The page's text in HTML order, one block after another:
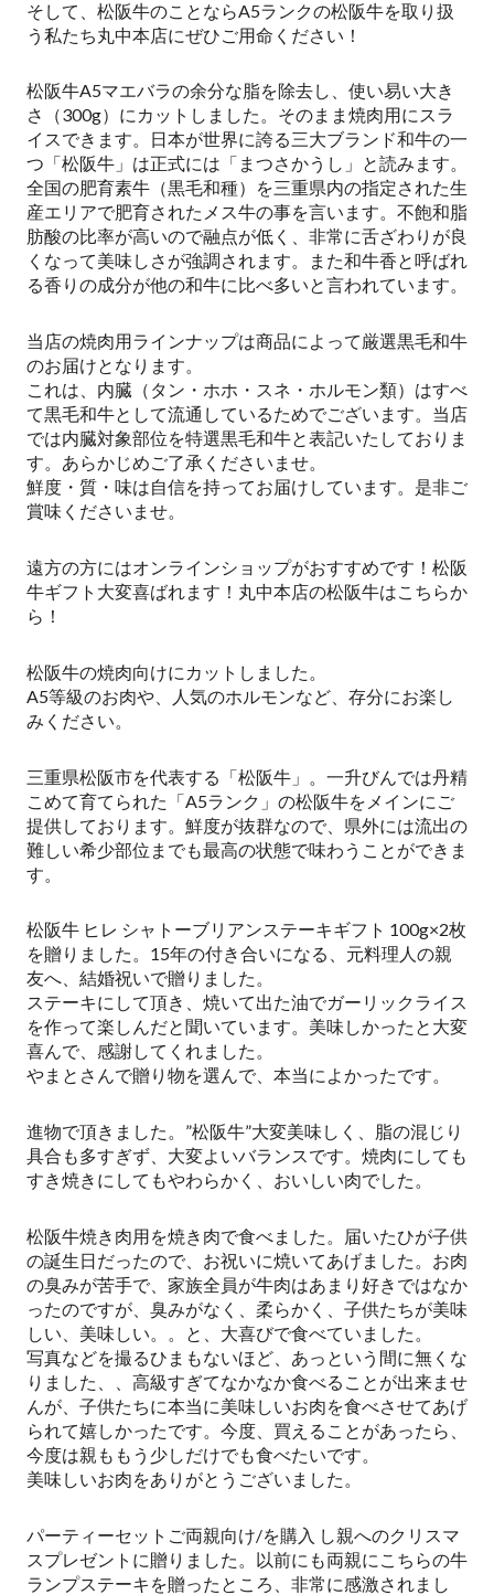
そして、松阪牛のことならA5ランクの松阪牛を取り扱
う私たち丸中本店にぜひご用命ください！
松阪牛A5マエバラの余分な脂を除去し、使い易い大き
さ（300g）にカットしました。そのまま焼肉用にスラ
イスできます。日本が世界に誇る三大ブランド和牛の一
つ「松阪牛」は正式には「まつさかうし」と読みます。
全国の肥育素牛（黒毛和種）を三重県内の指定された生
産エリアで肥育されたメス牛の事を言います。不飽和脂
肪酸の比率が高いので融点が低く、非常に舌ざわりが良
くなって美味しさが強調されます。また和牛香と呼ばれ
る香りの成分が他の和牛に比べ多いと言われています。
当店の焼肉用ラインナップは商品によって厳選黒毛和牛
のお届けとなります。
これは、内臓（タン・ホホ・スネ・ホルモン類）はすべ
て黒毛和牛として流通しているためでございます。当店
では内臓対象部位を特選黒毛和牛と表記いたしておりま
す。あらかじめご了承くださいませ。
鮮度・質・味は自信を持ってお届けしています。是非ご
賞味くださいませ。
遠方の方にはオンラインショップがおすすめです！松阪
牛ギフト大変喜ばれます！丸中本店の松阪牛はこちらか
ら！
松阪牛の焼肉向けにカットしました。
A5等級のお肉や、人気のホルモンなど、存分にお楽し
みください。
三重県松阪市を代表する「松阪牛」。一升びんでは丹精
こめて育てられた「A5ランク」の松阪牛をメインにご
提供しております。鮮度が抜群なので、県外には流出の
難しい希少部位までも最高の状態で味わうことができま
す。
松阪牛 ヒレ シャトーブリアンステーキギフト 100g×2枚
を贈りました。15年の付き合いになる、元料理人の親
友へ、結婚祝いで贈りました。
ステーキにして頂き、焼いて出た油でガーリックライス
を作って楽しんだと聞いています。美味しかったと大変
喜んで、感謝してくれました。
やまとさんで贈り物を選んで、本当によかったです。
進物で頂きました。”松阪牛”大変美味しく、脂の混じり
具合も多すぎず、大変よいバランスです。焼肉にしても
すき焼きにしてもやわらかく、おいしい肉でした。
松阪牛焼き肉用を焼き肉で食べました。届いたひが子供
の誕生日だったので、お祝いに焼いてあげました。お肉
の臭みが苦手で、家族全員が牛肉はあまり好きではなか
ったのですが、臭みがなく、柔らかく、子供たちが美味
しい、美味しい。。と、大喜びで食べていました。
写真などを撮るひまもないほど、あっという間に無くな
りました、、高級すぎてなかなか食べることが出来ませ
んが、子供たちに本当に美味しいお肉を食べさせてあげ
られて嬉しかったです。今度、買えることがあったら、
今度は親ももう少しだけでも食べたいです。
美味しいお肉をありがとうございました。
パーティーセットご両親向け/を購入 し親へのクリスマ
スプレゼントに贈りました。以前にも両親にこちらの牛
ランプステーキを贈ったところ、非常に感激されまし